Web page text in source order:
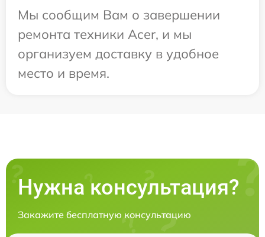
Мы сообщим Вам о завершении
ремонта техники Acer, и мы
организуем доставку в удобное
место и время.
Нужна консультация?
Закажите бесплатную консультацию